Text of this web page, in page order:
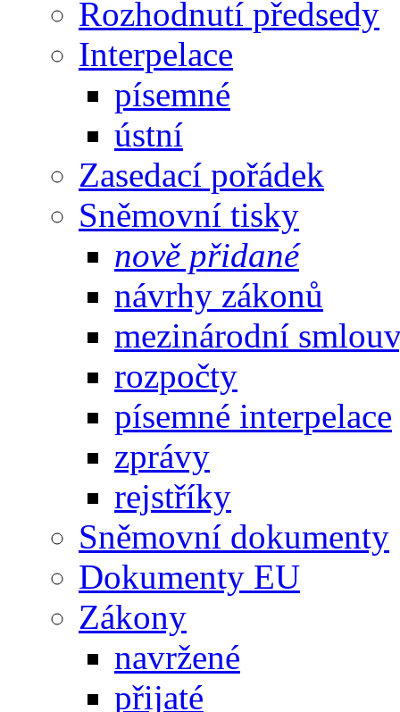
Rozhodnutí předsedy
Interpelace
písemné
ústní
Zasedací pořádek
Sněmovní tisky
nově přidané
návrhy zákonů
mezinárodní
rozpočty
písemné interpelace
zprávy
rejstříky
Sněmovní dokumenty
Dokumenty EU
Zákony
navržené
přijaté